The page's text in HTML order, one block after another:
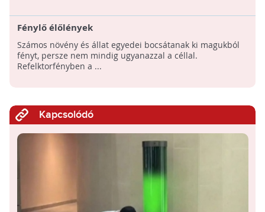
Fénylő élőlények
Számos növény és állat egyedei bocsátanak ki magukból
fényt, persze nem mindig ugyanazzal a céllal.
Refelktorfényben a ...
Kapcsolódó